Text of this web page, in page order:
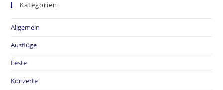
Kategorien
Allgemein
Ausflüge
Feste
Konzerte